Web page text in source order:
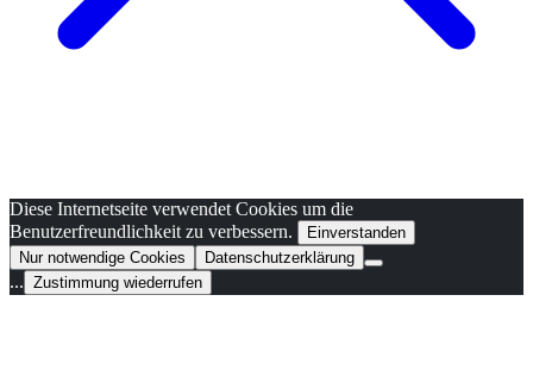
Diese Internetseite verwendet Cookies um die
Benutzerfreundlichkeit zu verbessern.
Einverstanden
Nur notwendige Cookies
Datenschutzerklärung
... Zustimmung wiederrufen